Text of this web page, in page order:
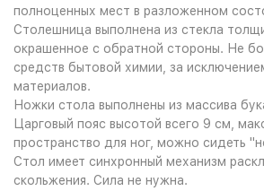
полноценных мест в разложенном
Столешница выполнена из стекла
окрашенное с обратной стороны. Не
средств бытовой химии, за
материалов.
Ножки стола выполнены из массива
Царговый пояс высотой всего 9 см,
пространство для ног, можно сидеть
Стол имеет синхронный механизм
скольжения. Сила не нужна.